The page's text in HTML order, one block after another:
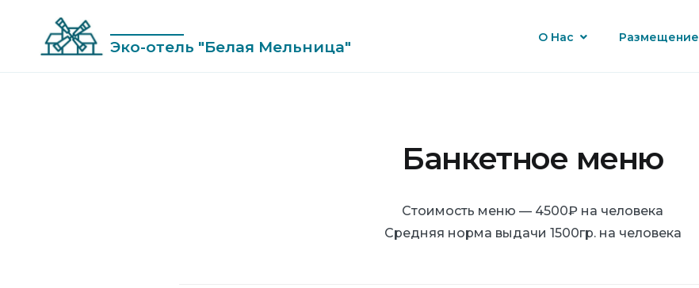
content
Эко-отель "Белая Мельница" О Нас Размещение
Банкетное меню
Стоимость меню — 4500₽ на человека
Средняя норма выдачи 1500гр. на человека